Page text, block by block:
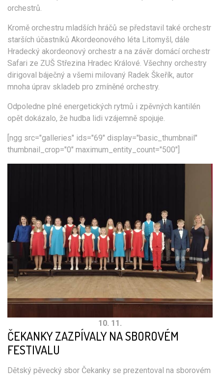
orchestrů.
Kromě orchestru mladších hráčů se představil také orchestr
starších účastníků Akordeonového léta Litomyšl, dále
Hradecký akordeonový orchestr a na závěr domácí orchestr
Safari ze ZUŠ Střezina Hradec Králové. Všechny orchestry
dirigoval báječný a všemi milovaný Radek Škeřík, autor
mnoha úprav skladeb pro zmíněné orchestry.
Odpoledne plné energetických rytmů i zpěvných kantilén
opět dokázalo, že hudba lidi vzájemně spojuje.
[ngg src="galleries" ids="69" display="basic_thumbnail"
thumbnail_crop="0" maximum_entity_count="500"]
10. 11.
ČEKANKY ZAZPÍVALY NA SBOROVÉM
FESTIVALU
Dětský pěvecký sbor Čekanky se prezentoval na sborovém